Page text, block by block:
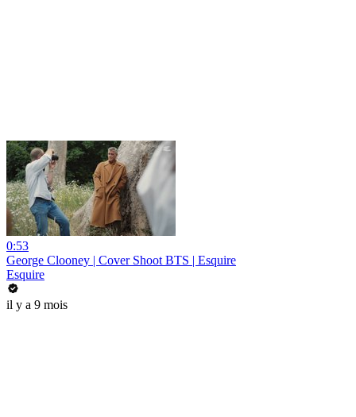
0:53
George Clooney | Cover Shoot BTS | Esquire
Esquire
il y a 9 mois